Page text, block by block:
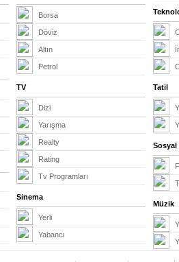
Borsa
Döviz
Altın
Petrol
TV
Dizi
Yarışma
Realty
Rating
Tv Programları
Sinema
Yerli
Yabancı
Tatil
Sosyal
Müzik